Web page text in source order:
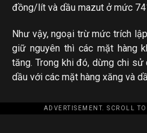
đồng/lít và dầu mazut ở mức
Như vậy, ngoại trừ mức trích
giữ nguyên thì các mặt hàng
tăng. Trong khi đó, dừng chi
dầu với các mặt hàng xăng và
ADVERTISEMENT. SCROLL